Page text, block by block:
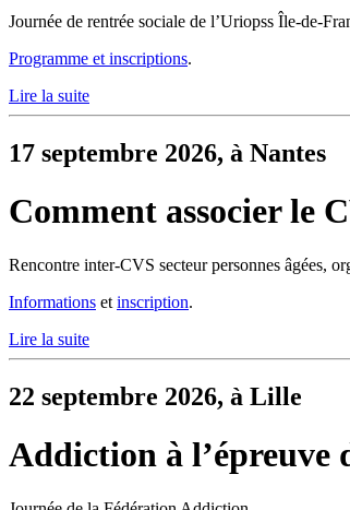
Journée de rentrée sociale de l’Uriopss Île-de-
Programme et inscriptions.
Lire la suite
17 septembre 2026, à Nantes
Comment associer le
Rencontre inter-CVS secteur personnes âgées,
Informations et inscription.
Lire la suite
22 septembre 2026, à Lille
Addiction à l’épreuve